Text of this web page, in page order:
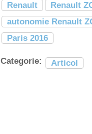
Renault
Renault
autonomie Renault
Paris 2016
Categorie: Articol